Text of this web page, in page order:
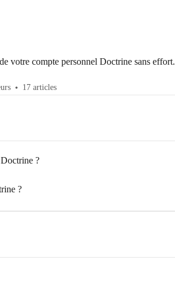
votre compte personnel Doctrine sans effort.
17 articles
?
?